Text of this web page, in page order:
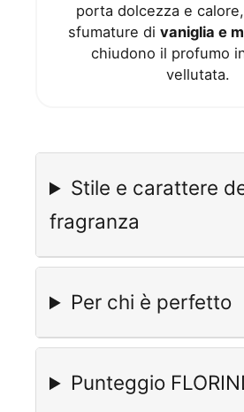
porta dolcezza e
sfumature di vaniglia e
chiudono il profumo
vellutata.
Stile e carattere
fragranza
Per chi è perfetto
Punteggio